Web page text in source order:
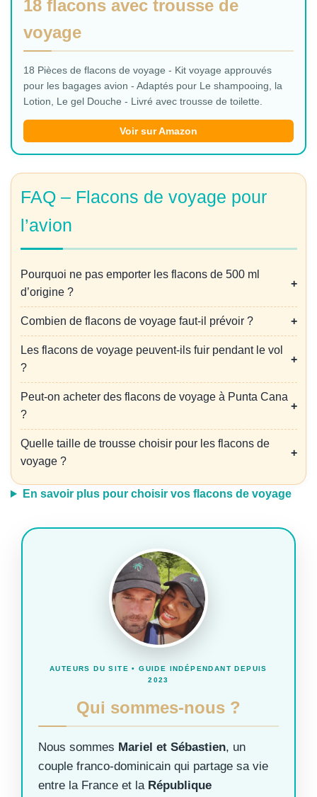
18 flacons avec trousse de
voyage
18 Pièces de flacons de voyage - Kit voyage approuvés
pour les bagages avion - Adaptés pour Le shampooing, la
Lotion, Le gel Douche - Livré avec trousse de toilette.
Voir sur Amazon
FAQ – Flacons de voyage pour
l’avion
Pourquoi ne pas emporter les flacons de 500 ml
d’origine ?
Combien de flacons de voyage faut-il prévoir ?
Les flacons de voyage peuvent-ils fuir pendant le vol
?
Peut-on acheter des flacons de voyage à Punta Cana
?
Quelle taille de trousse choisir pour les flacons de
voyage ?
En savoir plus pour choisir vos flacons de voyage
AUTEURS DU SITE • GUIDE INDÉPENDANT DEPUIS
2023
Qui sommes-nous ?
Nous sommes Mariel et Sébastien, un
couple franco-dominicain qui partage sa vie
entre la France et la République